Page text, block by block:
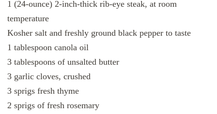
1 (24-ounce) 2-inch-thick rib-eye steak, at room
temperature
Kosher salt and freshly ground black pepper to taste
1 tablespoon canola oil
3 tablespoons of unsalted butter
3 garlic cloves, crushed
3 sprigs fresh thyme
2 sprigs of fresh rosemary